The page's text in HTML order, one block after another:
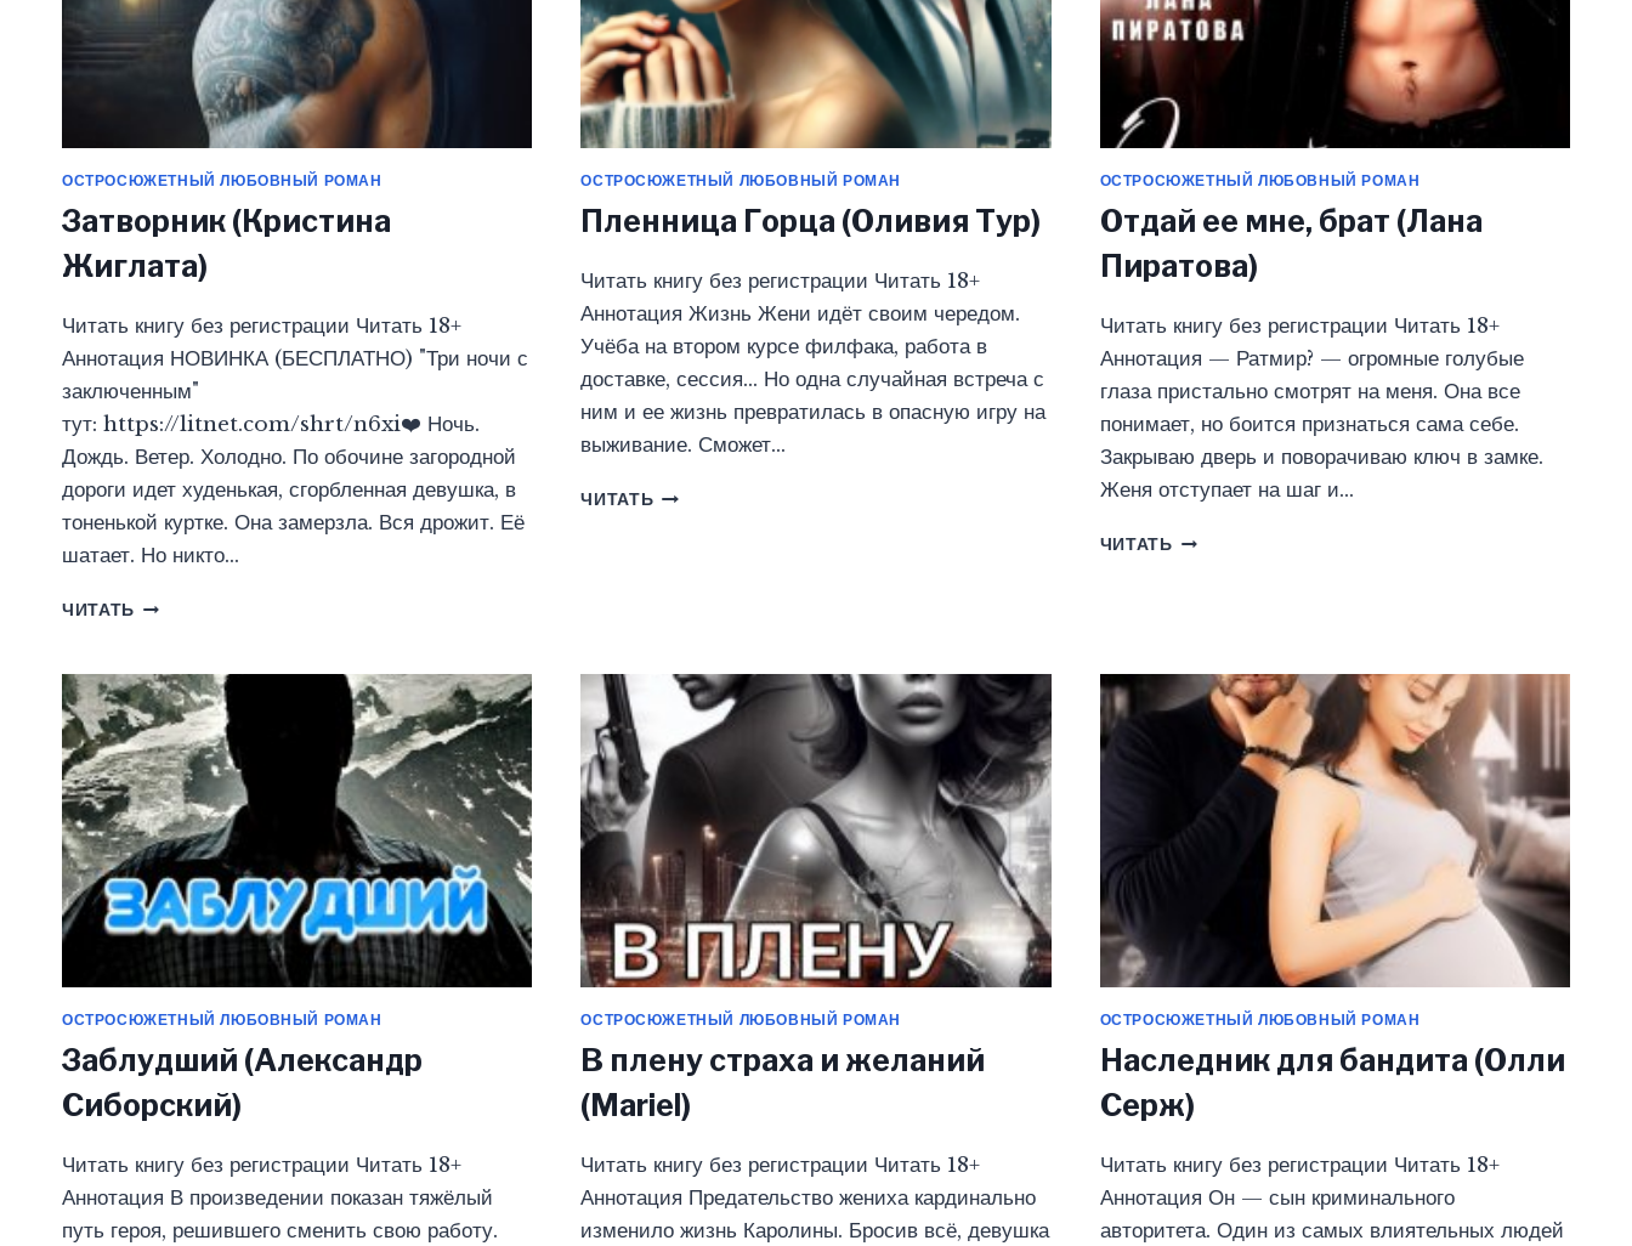
ОСТРОСЮЖЕТНЫЙ ЛЮБОВНЫЙ РОМАН
Затворник (Кристина
Жиглата)
Читать книгу без регистрации Читать 18+
Аннотация НОВИНКА (БЕСПЛАТНО) "Три ночи с
заключенным"
тут: https://litnet.com/shrt/n6xi❤️‍ Ночь.
Дождь. Ветер. Холодно. По обочине загородной
дороги идет худенькая, сгорбленная девушка, в
тоненькой куртке. Она замерзла. Вся дрожит. Её
шатает. Но никто…
ЧИТАТЬ ЗАТВОРНИК
ОСТРОСЮЖЕТНЫЙ ЛЮБОВНЫЙ РОМАН
Пленница Горца (Оливия Тур)
Читать книгу без регистрации Читать 18+
Аннотация Жизнь Жени идёт своим чередом.
Учёба на втором курсе филфака, работа в
доставке, сессия… Но одна случайная встреча с
ним и ее жизнь превратилась в опасную игру на
выживание. Сможет…
ЧИТАТЬ ПЛЕННИЦА
ОСТРОСЮЖЕТНЫЙ ЛЮБОВНЫЙ РОМАН
Отдай ее мне, брат (Лана
Пиратова)
Читать книгу без регистрации Читать 18+
Аннотация — Ратмир? — огромные голубые
глаза пристально смотрят на меня. Она все
понимает, но боится признаться сама себе.
Закрываю дверь и поворачиваю ключ в замке.
Женя отступает на шаг и…
ЧИТАТЬ ОТДАЙ
ОСТРОСЮЖЕТНЫЙ ЛЮБОВНЫЙ РОМАН
Заблудший (Александр
Сиборский)
Читать книгу без регистрации Читать 18+
Аннотация В произведении показан тяжёлый
путь героя, решившего сменить свою работу.
ОСТРОСЮЖЕТНЫЙ ЛЮБОВНЫЙ РОМАН
В плену страха и желаний
(Mariel)
Читать книгу без регистрации Читать 18+
Аннотация Предательство жениха кардинально
изменило жизнь Каролины. Бросив всё, девушка
ОСТРОСЮЖЕТНЫЙ ЛЮБОВНЫЙ РОМАН
Наследник для бандита (Олли
Серж)
Читать книгу без регистрации Читать 18+
Аннотация Он — сын криминального
авторитета. Один из самых влиятельных людей